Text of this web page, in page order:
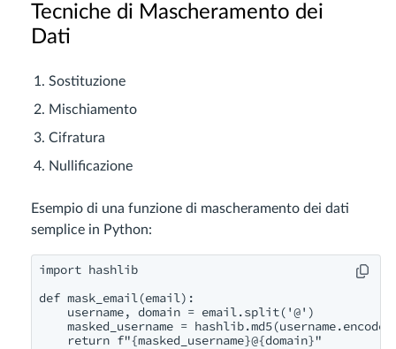
Tecniche di Mascheramento dei
Dati
Sostituzione
Mischiamento
Cifratura
Nullificazione
Esempio di una funzione di mascheramento dei dati
semplice in Python:
import hashlib
def mask_email(email):
    username, domain = email.split('@')
masked_username =
    return f"{masked_username}@{domain}"